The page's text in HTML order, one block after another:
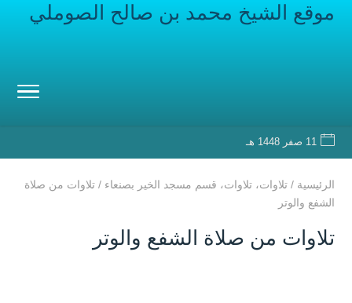
موقع الشيخ محمد بن صالح الصوملي
11 صفر 1448 هـ
الرئيسية / تلاوات، تلاوات، قسم مسجد الخير بصنعاء / تلاوات من صلاة
الشفع والوتر
تلاوات من صلاة الشفع والوتر